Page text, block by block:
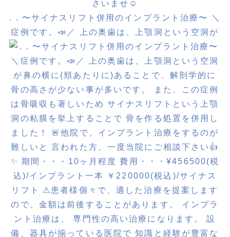
. . 〜サイナスリフト併用のインプラント治療〜 ＼
症例です。📣／ 上の奥歯は、上顎洞という空洞が